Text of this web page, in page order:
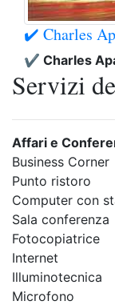
✔️ Charles
✔️ Charles
Servizi
Affari e
Business Corner
Punto ristoro
Computer con
Sala conferenza
Fotocopiatrice
Internet
Illuminotecnica
Microfono